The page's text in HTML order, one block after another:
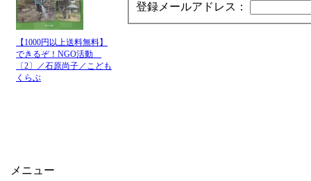
【1000円以上送料無料】
できるぞ！NGO活動
〔2〕／石原尚子／こども
くらぶ
メニュー
登録メールアドレス：